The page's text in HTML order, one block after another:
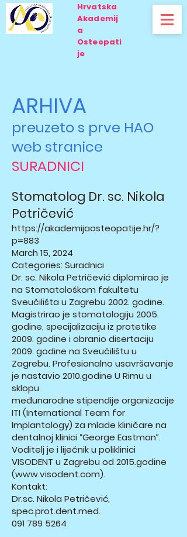
Hrvatska
Akademij
a
Osteopati
je
ARHIVA
preuzeto s prve HAO
web stranice
SURADNICI
Stomatolog Dr. sc. Nikola
Petričević
https://akademijaosteopatije.hr/?
p=883
March 15, 2024
Categories: Suradnici
Dr. sc. Nikola Petričević diplomirao je
na Stomatološkom fakultetu
Sveučilišta u Zagrebu 2002. godine.
Magistrirao je stomatologiju 2005.
godine, specijalizaciju iz protetike
2009. godine i obranio disertaciju
2009. godine na Sveučilištu u
Zagrebu. Profesionalno usavršavanje
je nastavio 2010.godine U Rimu u
sklopu
međunarodne stipendije organizacije
ITI (International Team for
Implantology) za mlade kliničare na
dentalnoj klinici “George Eastman”.
Voditelj je i liječnik u poliklinici
VISODENT u Zagrebu od 2015.godine
(www.visodent.com).
Kontakt:
Dr.sc. Nikola Petričević,
spec.prot.dent.med.
091 789 5264